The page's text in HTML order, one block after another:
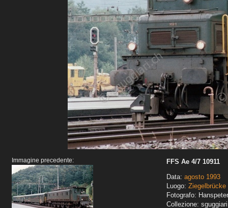
Immagine precedente:
FFS Ae 4/7 10911
Data: agosto 1993
Luogo: Ziegelbrücke
Fotografo:
Collezione: